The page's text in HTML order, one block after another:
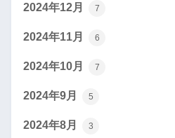
2024年12月 7
2024年11月 6
2024年10月 7
2024年9月 5
2024年8月 3